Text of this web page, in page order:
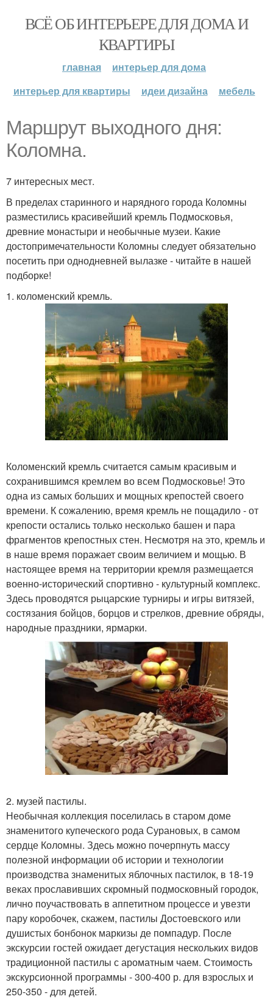
ВСЁ ОБ ИНТЕРЬЕРЕ ДЛЯ ДОМА И
КВАРТИРЫ
главная
интерьер для дома
интерьер для квартиры
идеи дизайна мебель
Маршрут выходного дня:
Коломна.
7 интересных мест.
В пределах старинного и нарядного города Коломны
разместились красивейший кремль Подмосковья,
древние монастыри и необычные музеи. Какие
достопримечательности Коломны следует обязательно
посетить при однодневней вылазке - читайте в нашей
подборке!
1. коломенский кремль.
Коломенский кремль считается самым красивым и
сохранившимся кремлем во всем Подмосковье! Это
одна из самых больших и мощных крепостей своего
времени. К сожалению, время кремль не пощадило - от
крепости остались только несколько башен и пара
фрагментов крепостных стен. Несмотря на это, кремль и
в наше время поражает своим величием и мощью. В
настоящее время на территории кремля размещается
военно-исторический спортивно - культурный комплекс.
Здесь проводятся рыцарские турниры и игры витязей,
состязания бойцов, борцов и стрелков, древние обряды,
народные праздники, ярмарки.
2. музей пастилы.
Необычная коллекция поселилась в старом доме
знаменитого купеческого рода Сурановых, в самом
сердце Коломны. Здесь можно почерпнуть массу
полезной информации об истории и технологии
производства знаменитых яблочных пастилок, в 18-19
веках прославивших скромный подмосковный городок,
лично поучаствовать в аппетитном процессе и увезти
пару коробочек, скажем, пастилы Достоевского или
душистых бонбонок маркизы де помпадур. После
экскурсии гостей ожидает дегустация нескольких видов
традиционной пастилы с ароматным чаем. Стоимость
экскурсионной программы - 300-400 р. для взрослых и
250-350 - для детей.